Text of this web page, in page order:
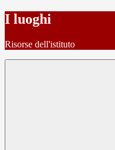
I luoghi
Risorse dell'istituto